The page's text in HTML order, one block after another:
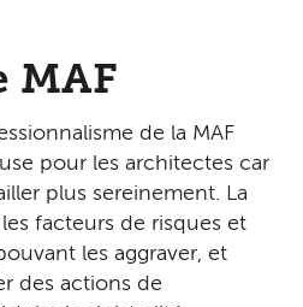
MAF
de la MAF
pour les architectes car
plus sereinement. La
facteurs de risques et
les aggraver, et
des actions de